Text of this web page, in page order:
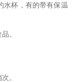
水杯，有的带有保温
。
。